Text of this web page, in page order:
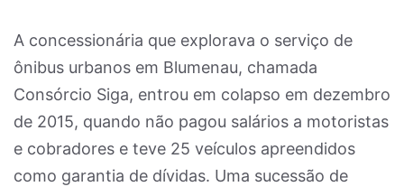
A concessionária que explorava o serviço de
ônibus urbanos em Blumenau, chamada
Consórcio Siga, entrou em colapso em dezembro
de 2015, quando não pagou salários a motoristas
e cobradores e teve 25 veículos apreendidos
como garantia de dívidas. Uma sucessão de